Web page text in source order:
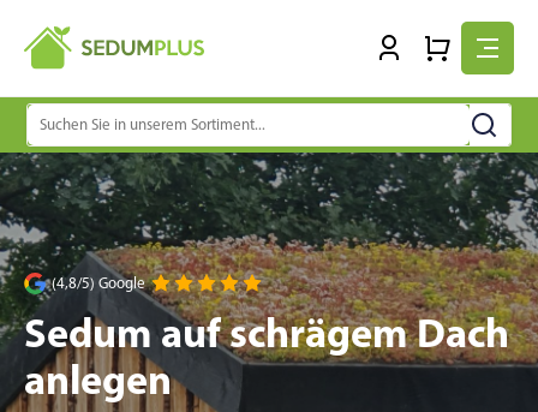
Suchen
nach:
(4,8/5) Google
Sedum auf schrägem Dach
anlegen